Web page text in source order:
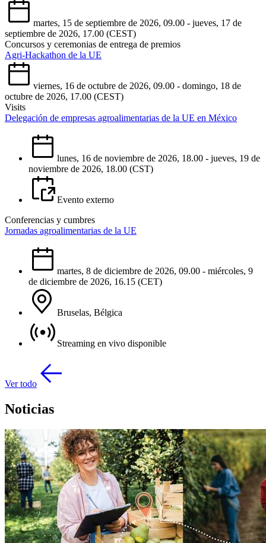
martes, 15 de septiembre de 2026, 09.00 - jueves, 17 de
septiembre de 2026, 17.00 (CEST)
Concursos y ceremonias de entrega de premios
Agri-Hackathon de la UE
viernes, 16 de octubre de 2026, 09.00 - domingo, 18 de
octubre de 2026, 17.00 (CEST)
Visits
Delegación de empresas agroalimentarias de la UE en México
lunes, 16 de noviembre de 2026, 18.00 - jueves, 19 de
noviembre de 2026, 18.00 (CST)
Evento externo
Conferencias y cumbres
Jornadas agroalimentarias de la UE
martes, 8 de diciembre de 2026, 09.00 - miércoles, 9
de diciembre de 2026, 16.15 (CET)
Bruselas, Bélgica
Streaming en vivo disponible
Ver todo
Noticias